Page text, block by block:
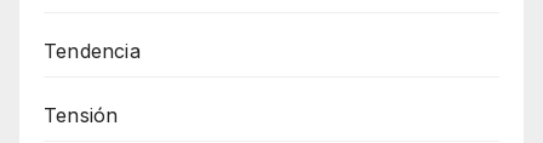
Tendencia
Tensión